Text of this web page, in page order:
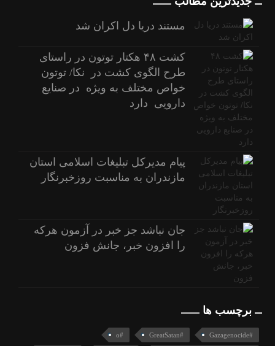
مستند دریا دل اکران شد
کشت ۴۸ هکتار توتون در راستای
طرح الگوی کشت در نکا/ توتون
خواص مختلف به ویژه در صنایع
دارویی دارد
پیام مدیرکل تبلیغات اسلامی استان
مازندران به مناسبت روزخبرنگار
جان نباشد جز خبر در آزمون هرکه
را افزون خبر، جانش فزون
برچسب ها
#Gazagenocide
#GreatSatan
#o